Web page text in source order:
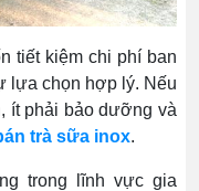
tiết kiệm chi phí ban
lựa chọn hợp lý. Nếu
ít phải bảo dưỡng và
trà sữa inox.
trong lĩnh vực gia